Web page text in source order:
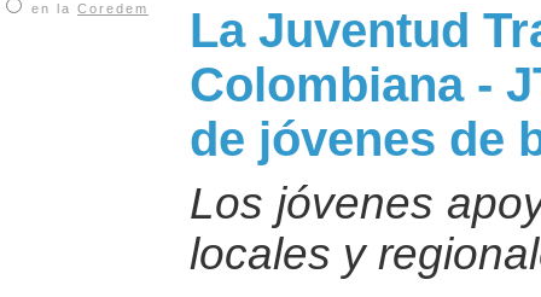
en la Coredem
La Juventud
Colombiana -
de jóvenes de
Los jóvenes
locales y